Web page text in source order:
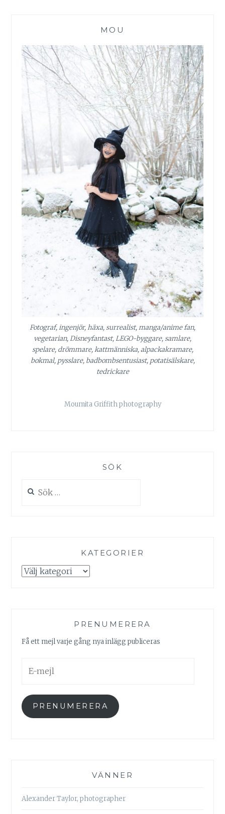
MOU
Fotograf, ingenjör, häxa, surrealist, manga/anime fan,
vegetarian, Disneyfantast, LEGO-byggare, samlare,
spelare, drömmare, kattmänniska, alpackakramare,
bokmal, pysslare, badbombsentusiast, potatisälskare,
tedrickare
Moumita Griffith photography
SÖK
efter:
KATEGORIER
Kategorier
PRENUMERERA
Få ett mejl varje gång nya inlägg publiceras
mejl
PRENUMERERA
VÄNNER
Alexander Taylor, photographer